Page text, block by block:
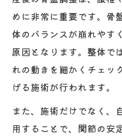
めに非常に重要です。骨
体のバランスが崩れやす
原因となります。整体で
れの動きを細かくチェッ
げる施術が行われます。
また、施術だけでなく、
用することで、関節の安